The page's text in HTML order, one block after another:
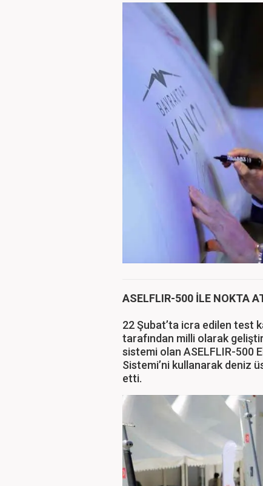
ASELFLIR-500 İLE NOKTA
22 Şubat’ta icra edilen test
tarafından milli olarak
sistemi olan ASELFLIR-500
Sistemi’ni kullanarak deniz
etti.